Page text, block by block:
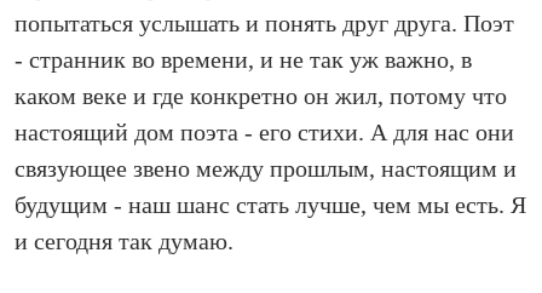
попытаться услышать и понять друг друга. Поэт
- странник во времени, и не так уж важно, в
каком веке и где конкретно он жил, потому что
настоящий дом поэта - его стихи. А для нас они
связующее звено между прошлым, настоящим и
будущим - наш шанс стать лучше, чем мы есть. Я
и сегодня так думаю.